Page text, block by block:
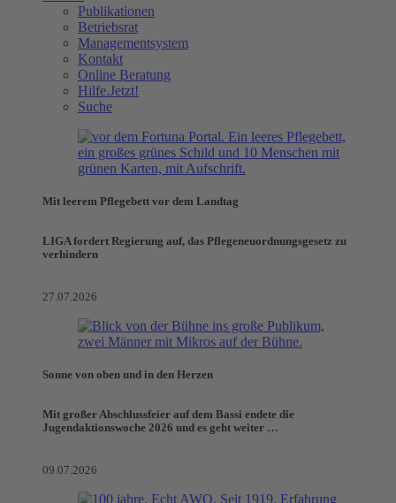
Publikationen
Betriebsrat
Managementsystem
Kontakt
Online Beratung
Hilfe.Jetzt!
Suche
Mit leerem Pflegebett vor dem Landtag
LIGA fordert Regierung auf, das Pflegeneuordnungsgesetz zu
verhindern
27.07.2026
Sonne von oben und in den Herzen
Mit großer Abschlussfeier auf dem Bassi endete die
Jugendaktionswoche 2026 und es geht weiter …
09.07.2026